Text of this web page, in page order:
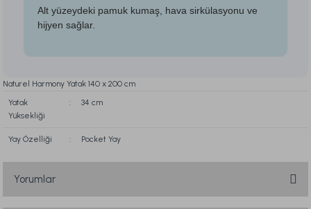
Alt yüzeydeki pamuk kumaş, hava sirkülasyonu ve
hijyen sağlar.
Naturel Harmony Yatak 140 x 200 cm
Yatak
Yüksekliği
: 34 cm
Yay Özelliği : Pocket Yay
Yorumlar